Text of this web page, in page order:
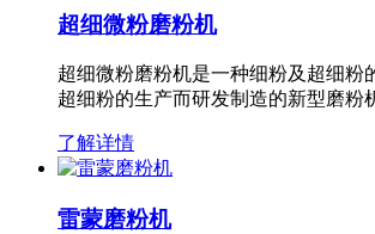
超细微粉磨粉机
超细微粉磨粉机是一种细粉及超细粉
超细粉的生产而研发制造的新型磨粉
了解详情
雷蒙磨粉机